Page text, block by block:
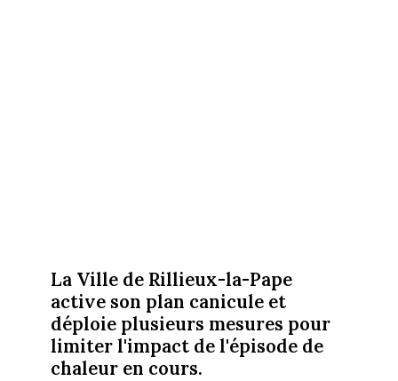
La Ville de Rillieux-la-Pape
active son plan canicule et
déploie plusieurs mesures pour
limiter l'impact de l'épisode de
chaleur en cours.